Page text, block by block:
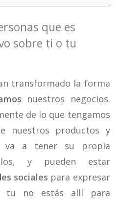
que es
sobre ti o tu
transformado la forma
nuestros negocios.
de lo que tengamos
nuestros productos y
va a tener su propia
y pueden estar
sociales para expresar
tu no estás allí para